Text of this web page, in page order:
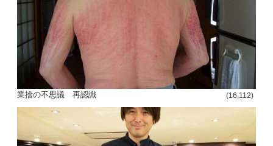
業捨の不思議 再認識 (16,112)